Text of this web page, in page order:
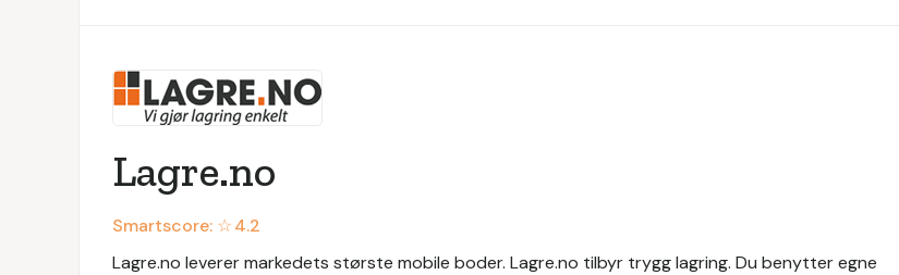
Lagre.no
Smartscore: ☆4.2
Lagre.no leverer markedets største mobile boder. Lagre.no tilbyr trygg lagring. Du benytter egne